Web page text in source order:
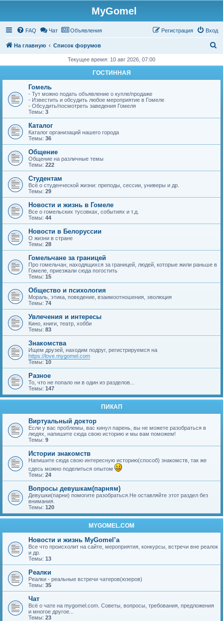
MyGomel
FAQ Чат Объявления Вход
Регистрация
На главную Список форумов
с
Текущее время: 10 авг 2026, 07:00
ГОСТИННАЯ
Гомель
- Тут можно подать объявление о купле/продаже
- Известить и обсудить любое мероприятие в Гомеле
- Обсудить/посмотреть заведения Гомеля
Темы: 3
Каталог
Каталог организаций нашего города
Темы: 36
Общение
Общение на различные темы
Темы: 222
Студентам
Всё о студенческой жизни: преподы, сессии, универы и др.
Темы: 29
Новости и жизнь в Гомеле
Все о гомельских тусовках, событиях и т.д.
Темы: 44
Новости в Белоруссии
О жизни в стране
Темы: 28
Гомельчане за границей
Про гомельчан, находящихся за границей, людей, которые жили раньше в
Гомеле, приезжали сюда погостить
Темы: 15
Общество и психология
Мораль, этика, поведение, взаимоотношения, эволюция
Темы: 74
Увлечения и интересы
Кино, книги, театр, хобби
Темы: 83
Знакомства
Ищем друзей, находим подруг, регистрируемся на
https://love.mygomel.com
Темы: 10
Разное
То, что не попало ни в один из разделов...
Темы: 147
ПИКАП
Виртуальный доктор
Если у вас проблемы, вас кинул парень, вы не можете разобраться в
людях, напишите сюда свою историю и мы вам поможем!
Темы: 9
Истории знакомств
Напишите сюда свою интересную историю(способ) знакомств, так же
сдесь можно поделиться опытом
Темы: 24
Вопросы девушкам(парням)
Девушки(парни) помогите разобраться.Не оставляйте этот раздел без
внимания.
Темы: 120
MYGOMEL.COM
Новости и жизнь MyGomel’a
Все что происхолит на сайте, мероприятия, конкурсы, встречи вне реалок
и др.
Темы: 13
Реалки
Реалки - реальные встречи чатеров(юзеров)
Темы: 35
Чат
Всё о чате на mygomel.com. Советы, вопросы, требования, предложения
и многое другое...
Темы: 23